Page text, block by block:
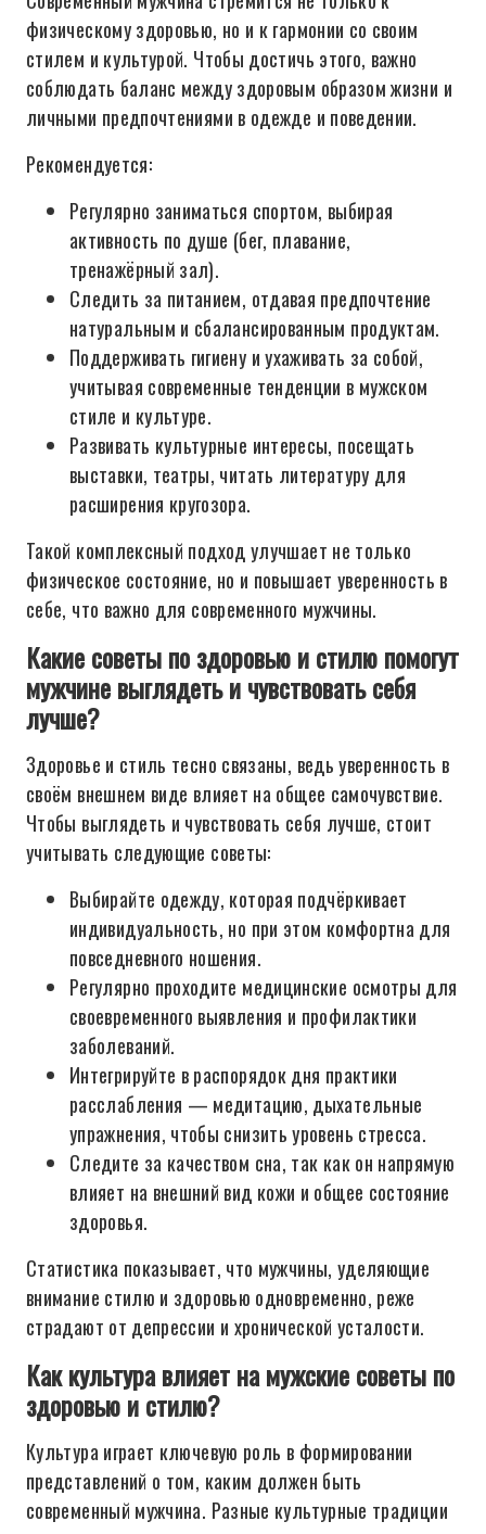
физическому здоровью, но и к гармонии со своим
стилем и культурой. Чтобы достичь этого, важно
соблюдать баланс между здоровым образом жизни и
личными предпочтениями в одежде и поведении.
Рекомендуется:
Регулярно заниматься спортом, выбирая
активность по душе (бег, плавание,
тренажёрный зал).
Следить за питанием, отдавая предпочтение
натуральным и сбалансированным продуктам.
Поддерживать гигиену и ухаживать за собой,
учитывая современные тенденции в мужском
стиле и культуре.
Развивать культурные интересы, посещать
выставки, театры, читать литературу для
расширения кругозора.
Такой комплексный подход улучшает не только
физическое состояние, но и повышает уверенность в
себе, что важно для современного мужчины.
Какие советы по здоровью и стилю помогут
мужчине выглядеть и чувствовать себя
лучше?
Здоровье и стиль тесно связаны, ведь уверенность в
своём внешнем виде влияет на общее самочувствие.
Чтобы выглядеть и чувствовать себя лучше, стоит
учитывать следующие советы:
Выбирайте одежду, которая подчёркивает
индивидуальность, но при этом комфортна для
повседневного ношения.
Регулярно проходите медицинские осмотры для
своевременного выявления и профилактики
заболеваний.
Интегрируйте в распорядок дня практики
расслабления — медитацию, дыхательные
упражнения, чтобы снизить уровень стресса.
Следите за качеством сна, так как он напрямую
влияет на внешний вид кожи и общее состояние
здоровья.
Статистика показывает, что мужчины, уделяющие
внимание стилю и здоровью одновременно, реже
страдают от депрессии и хронической усталости.
Как культура влияет на мужские советы по
здоровью и стилю?
Культура играет ключевую роль в формировании
представлений о том, каким должен быть
современный мужчина. Разные культурные традиции